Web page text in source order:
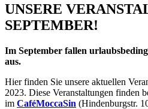
UNSERE
SEPTEMBER!
Im September fallen
aus.
Hier finden Sie unsere aktuellen
2023. Diese Veranstaltungen finden
im CaféMoccaSin (Hindenburgstr.